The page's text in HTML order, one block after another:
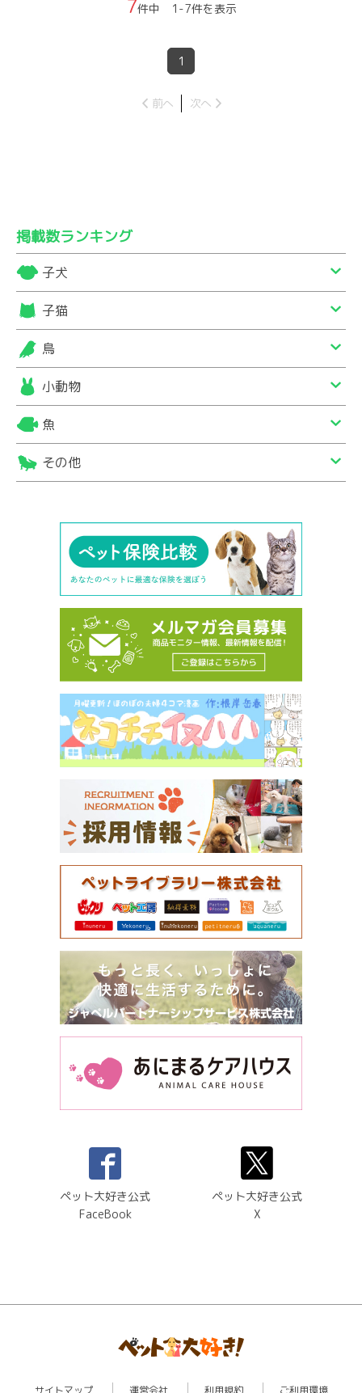
7件中 1-7件を表示
1
前へ 次へ
掲載数ランキング
子犬
子猫
鳥
小動物
魚
その他
ペット大好き公式
FaceBook
ペット大好き公式
X